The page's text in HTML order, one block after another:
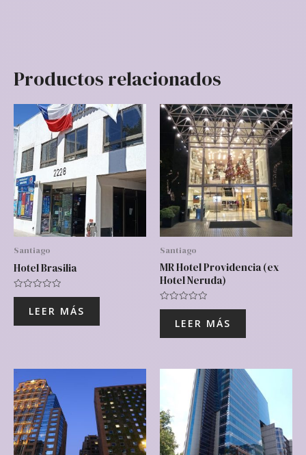
Productos relacionados
Santiago
Hotel Brasilia
Valorado
LEER MÁS
Santiago
MR Hotel Providencia (ex
Hotel Neruda)
Valorado
LEER MÁS